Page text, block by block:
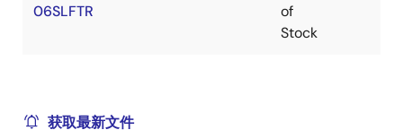
06SLFTR
of
Stock
获取最新文件